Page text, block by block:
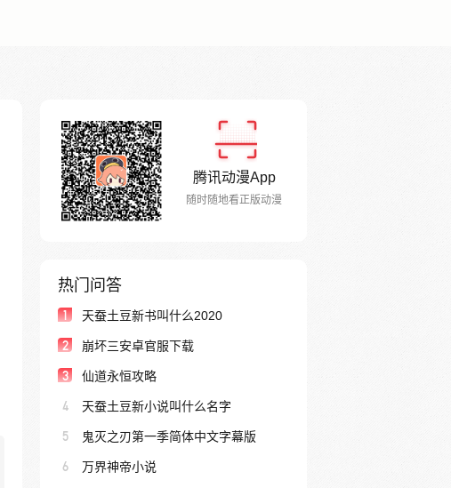
腾讯动漫App
随时随地看正版动漫
热门问答
1 天蚕土豆新书叫什么2020
2 崩坏三安卓官服下载
3 仙道永恒攻略
4 天蚕土豆新小说叫什么名字
5 鬼灭之刃第一季简体中文字幕版
6 万界神帝小说